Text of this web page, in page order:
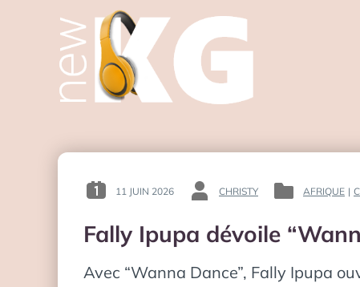
POSTED
11 JUIN 2026
BY
CHRISTY
POSTED
AFRIQUE |
Fally Ipupa dévoile
Avec “Wanna Dance”, Fally Ipupa